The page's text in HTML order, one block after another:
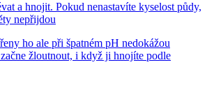
a hnojit. Pokud nenastavíte kyselost půdy,
nepřijdou
ho ale při špatném pH nedokážou
žloutnout, i když ji hnojíte podle